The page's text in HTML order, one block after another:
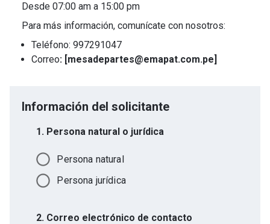
Desde 07:00 am a 15:00 pm
Para más información, comunícate con nosotros:
Teléfono: 997291047
Correo: [mesadepartes@emapat.com.pe]
Información del solicitante
1. Persona natural o jurídica
Persona natural
Persona jurídica
2. Correo electrónico de contacto